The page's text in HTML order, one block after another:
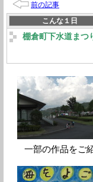
前の記事
こんな１日
棚倉町下水道まつ
一部の作品をご